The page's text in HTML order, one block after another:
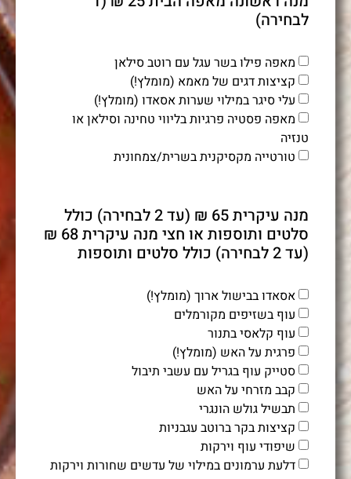
לבחירה)
מאפה פילו בשר עגל עם רוטב סילאן
קציצות דגים של מאמא (מומלץ!)
עלי סיגר במילוי שערות אסאדו (מומלץ!)
מאפה פסטיה פרגיות בליווי טחינה וסילאן או
טנזיה
טורטייה מקסיקנית בשרית/צמחונית
מנה עיקרית 65 ₪ (עד 2 לבחירה) כולל
סלטים ותוספות או חצי מנה עיקרית 68 ₪
(עד 2 לבחירה) כולל סלטים ותוספות
אסאדו בבישול ארוך (מומלץ!)
עוף בשזיפים מקורמלים
עוף קלאסי בתנור
פרגית על האש (מומלץ!)
סטייק עוף בגריל עם עשבי תיבול
קבב מזרחי על האש
תבשיל גולש הונגרי
קציצות בקר ברוטב עגבניות
שיפודי עוף וירקות
דלעת ערמונים במילוי של עדשים שחורות וירקות